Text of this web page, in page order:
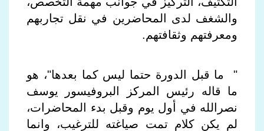
والشغف لدى المحاضرين في نقل تجاربهم
ومعرفتهم وثقافتهم.
"
ما قبل الدورة حتما ليس كما بعدها"، هو
ما قاله رئيس المركز البروفيسور يوسف
نصرالله في أول يوم وقبل بدء المحاضرات،
لم يكن كلام تمت صياغته للترغيب، وانما